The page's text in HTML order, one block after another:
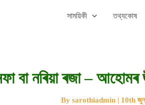
সাময়িকী তথ্যকোষ
বা নৰিয়া ৰজা – আহোমৰ
By sarothiadmin | 10th